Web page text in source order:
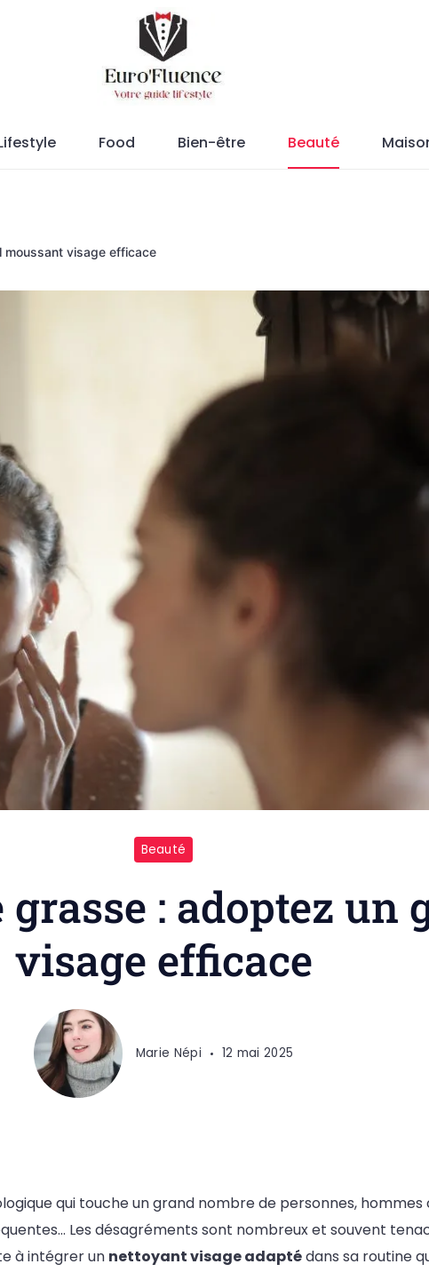
Magazine.
Food Bien-être Beauté
moussant visage efficace
Beauté
: adoptez un
visage efficace
Marie Népi 12 mai 2025
qui touche un grand nombre de personnes,
Les désagréments sont nombreux et souvent
à intégrer un nettoyant visage adaptédans sa routine